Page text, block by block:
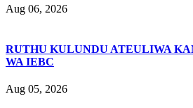
Aug 06, 2026
RUTHU KULUNDU ATEULIWA
WA IEBC
Aug 05, 2026